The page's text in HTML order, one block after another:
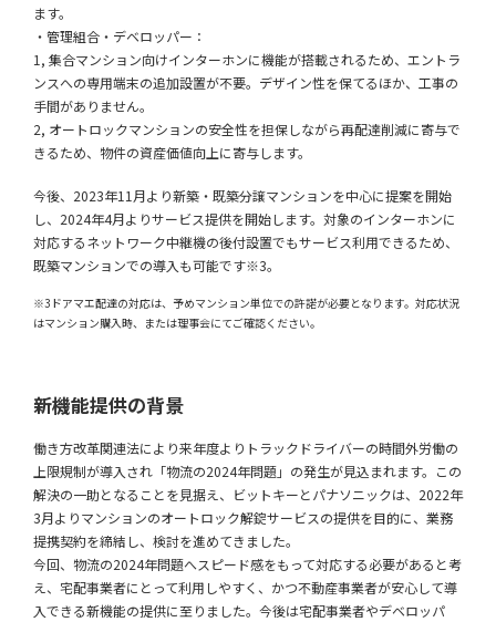
ます。
・管理組合・デベロッパー：
1, 集合マンション向けインターホンに機能が搭載されるため、エントラ
ンスへの専用端末の追加設置が不要。デザイン性を保てるほか、工事の
手間がありません。
2, オートロックマンションの安全性を担保しながら再配達削減に寄与で
きるため、物件の資産価値向上に寄与します。
今後、2023年11月より新築・既築分譲マンションを中心に提案を開始
し、2024年4月よりサービス提供を開始します。対象のインターホンに
対応するネットワーク中継機の後付設置でもサービス利用できるため、
既築マンションでの導入も可能です※3。
※3ドアマエ配達の対応は、予めマンション単位での許諾が必要となります。対応状況
はマンション購入時、または理事会にてご確認ください。
新機能提供の背景
働き方改革関連法により来年度よりトラックドライバーの時間外労働の
上限規制が導入され「物流の2024年問題」の発生が見込まれます。この
解決の一助となることを見据え、ビットキーとパナソニックは、2022年
3月よりマンションのオートロック解錠サービスの提供を目的に、業務
提携契約を締結し、検討を進めてきました。
今回、物流の2024年問題へスピード感をもって対応する必要があると考
え、宅配事業者にとって利用しやすく、かつ不動産事業者が安心して導
入できる新機能の提供に至りました。今後は宅配事業者やデベロッパ